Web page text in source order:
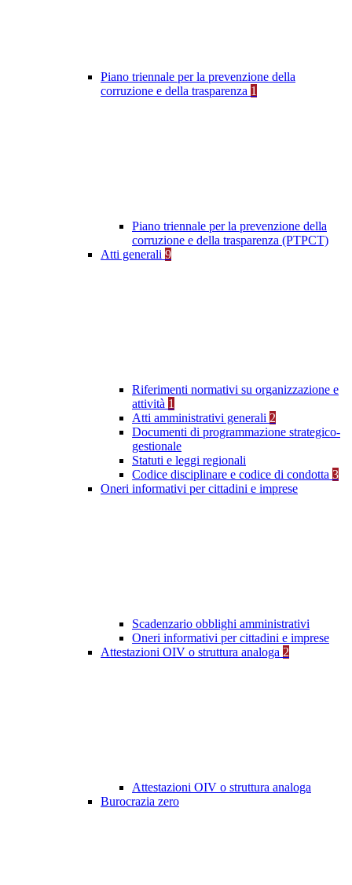
Piano triennale per la prevenzione della
corruzione e della trasparenza 1
Piano triennale per la prevenzione della
corruzione e della trasparenza (PTPCT)
Atti generali 9
Riferimenti normativi su organizzazione e
attività 1
Atti amministrativi generali 2
Documenti di programmazione strategico-
gestionale
Statuti e leggi regionali
Codice disciplinare e codice di condotta 3
Oneri informativi per cittadini e imprese
Scadenzario obblighi amministrativi
Oneri informativi per cittadini e imprese
Attestazioni OIV o struttura analoga 2
Attestazioni OIV o struttura analoga
Burocrazia zero